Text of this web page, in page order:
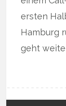
ersten
Hamburg
geht